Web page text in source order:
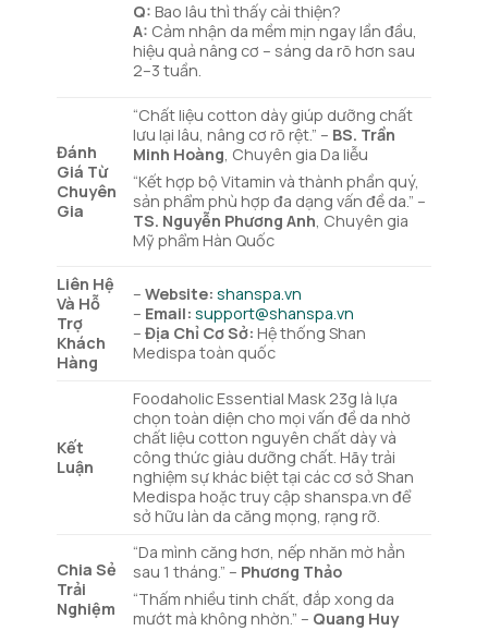
Q: Bao lâu thì thấy cải thiện?
A: Cảm nhận da mềm mịn ngay lần đầu,
hiệu quả nâng cơ – sáng da rõ hơn sau
2–3 tuần.
Đánh
Giá Từ
Chuyên
Gia
“Chất liệu cotton dày giúp dưỡng chất
lưu lại lâu, nâng cơ rõ rệt.” – BS. Trần
Minh Hoàng, Chuyên gia Da liễu
“Kết hợp bộ Vitamin và thành phần quý,
sản phẩm phù hợp đa dạng vấn đề da.” –
TS. Nguyễn Phương Anh, Chuyên gia
Mỹ phẩm Hàn Quốc
Liên Hệ
Và Hỗ
Trợ
Khách
Hàng
– Website: shanspa.vn
– Email: support@shanspa.vn
– Địa Chỉ Cơ Sở: Hệ thống Shan
Medispa toàn quốc
Kết
Luận
Foodaholic Essential Mask 23g là lựa
chọn toàn diện cho mọi vấn đề da nhờ
chất liệu cotton nguyên chất dày và
công thức giàu dưỡng chất. Hãy trải
nghiệm sự khác biệt tại các cơ sở Shan
Medispa hoặc truy cập shanspa.vn để
sở hữu làn da căng mọng, rạng rỡ.
Chia Sẻ
Trải
Nghiệm
“Da mình căng hơn, nếp nhăn mờ hẳn
sau 1 tháng.” – Phương Thảo
“Thấm nhiều tinh chất, đắp xong da
mướt mà không nhờn.” – Quang Huy